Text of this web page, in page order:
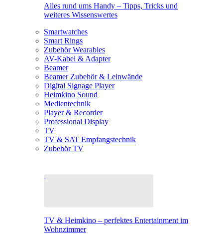
Alles rund ums Handy – Tipps, Tricks und
weiteres Wissenswertes
Smartwatches
Smart Rings
Zubehör Wearables
AV-Kabel & Adapter
Beamer
Beamer Zubehör & Leinwände
Digital Signage Player
Heimkino Sound
Medientechnik
Player & Recorder
Professional Display
TV
TV & SAT Empfangstechnik
Zubehör TV
TV & Heimkino – perfektes Entertainment im
Wohnzimmer